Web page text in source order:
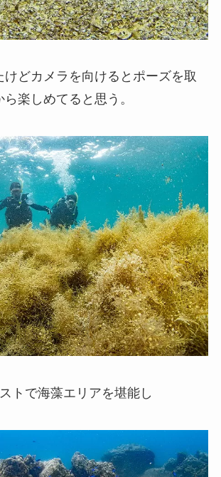
けどカメラを向けるとポーズを取
楽しめてると思う。
トで海藻エリアを堪能し